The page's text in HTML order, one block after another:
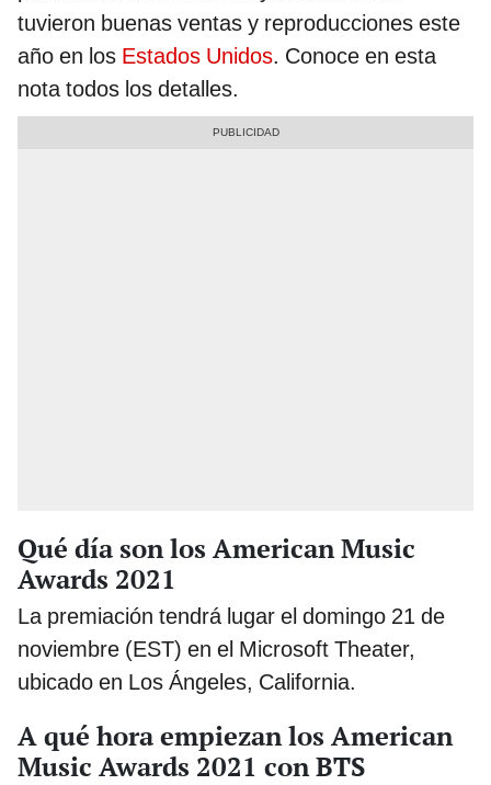
tuvieron buenas ventas y reproducciones este
año en los Estados Unidos. Conoce en esta
nota todos los detalles.
Qué día son los American Music
Awards 2021
La premiación tendrá lugar el domingo 21 de
noviembre (EST) en el Microsoft Theater,
ubicado en Los Ángeles, California.
A qué hora empiezan los American
Music Awards 2021 con BTS